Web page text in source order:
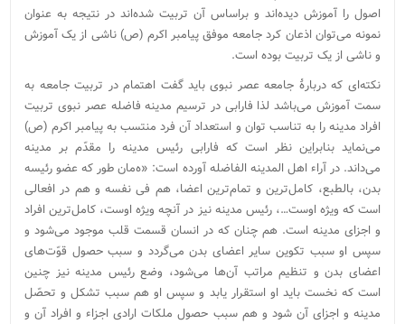
اصول را آموزش دیده‌اند و براساس آن تربیت شده‌اند در نتیجه به عنوان
نمونه می‌توان اذعان کرد جامعه موفق پیامبر اکرم (ص) ناشی از یک آموزش
و ناشی از یک تربیت بوده است.
نکته‌ای که دربارۀ جامعه عصر نبوی باید گفت اهتمام در تربیت جامعه به
سمت آموزش می‌باشد لذا فارابی در ترسیم مدینه فاضله عصر نبوی تربیت
افراد مدینه را به تناسب توان و استعداد آن فرد منتسب به پیامبر اکرم (ص)
می‌نماید بنابراین نظر است که فارابی رئیس مدینه را مقدّم بر مدینه
می‌داند. در آراء اهل المدینه الفاضله آورده است: «ه‌مان طور که عضو رئیسه
بدن، بالطبع، کامل‌ترین و تمام‌ترین اعضا، هم فی نفسه و هم در افعالی
است که ویژه اوست…، رئیس مدینه نیز در آنچه ویژه اوست، کامل‌ترین افراد
و اجزای مدینه است. هم چنان که در انسان قسمت قلب موجود می‌شود و
سپس او سبب تکوین سایر اعضای بدن می‌گردد و سبب حصول قوّت‌های
اعضای بدن و تنظیم مراتب آن‌ها می‌شود، وضع رئیس مدینه نیز چنین
است که نخست باید او استقرار یابد و سپس او هم سبب تشکل و تحصّل
مدینه و اجزای آن شود و هم سبب حصول ملکات ارادی اجزاء و افراد آن و